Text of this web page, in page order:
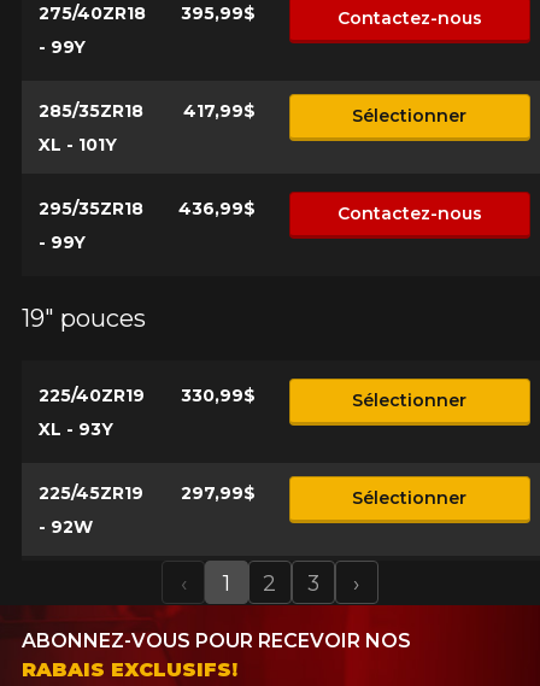
275/40ZR18
- 99Y
395,99$ Contactez-nous
285/35ZR18
XL - 101Y
417,99$ Sélectionner
295/35ZR18
- 99Y
436,99$ Contactez-nous
19" pouces
225/40ZR19
XL - 93Y
330,99$ Sélectionner
225/45ZR19
- 92W
297,99$ Sélectionner
Previous
‹ 1 2 3 Next
›
ABONNEZ-VOUS POUR RECEVOIR NOS
RABAIS EXCLUSIFS!